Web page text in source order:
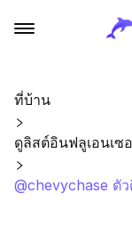
ที่บ้าน
ดูลิสต์อินฟลูเอนเซ
@chevychase ตั